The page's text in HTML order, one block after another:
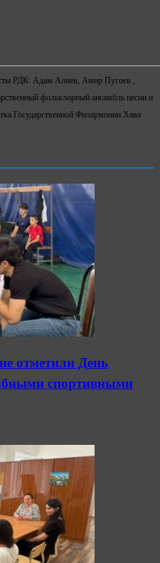
РДК: Адам Алиев, Амир Пугоев ,
фольклорный ансамбль песни и
Государственной Филармонии Хава
отметили День
спортивными